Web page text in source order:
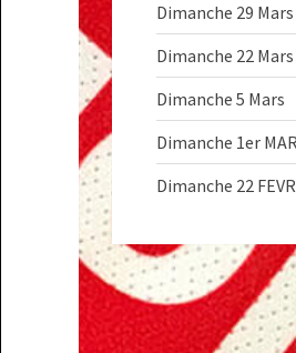
Dimanche 29 Mars
Dimanche 22 Mars
Dimanche 5 Mars
Dimanche 1er
Dimanche 22